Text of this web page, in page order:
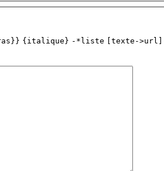
{italique} -*liste [texte->url]